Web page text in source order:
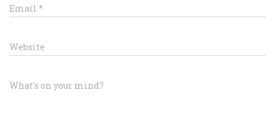
Email *
Website
What's on your mind?